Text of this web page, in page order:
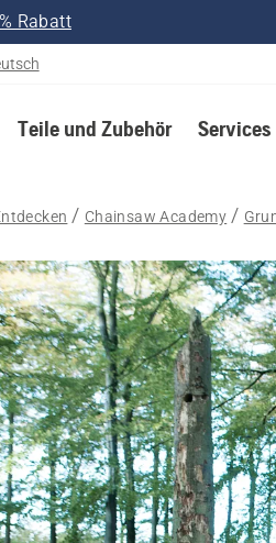
Rabatt
Teile und Zubehör Services
Chainsaw Academy